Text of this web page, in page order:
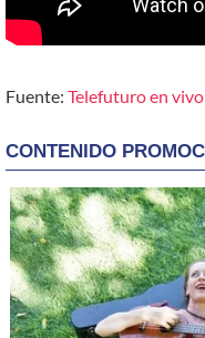
Fuente: Telefuturo en vivo